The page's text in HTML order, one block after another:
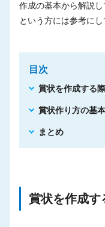
作成の基本から解説
という方には参考に
目次
賞状を作成する
賞状作り方の基本
まとめ
賞状を作成す